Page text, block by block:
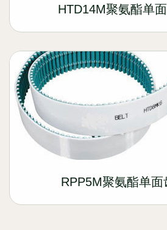
HTD14M聚氨酯单
RPP5M聚氨酯单面